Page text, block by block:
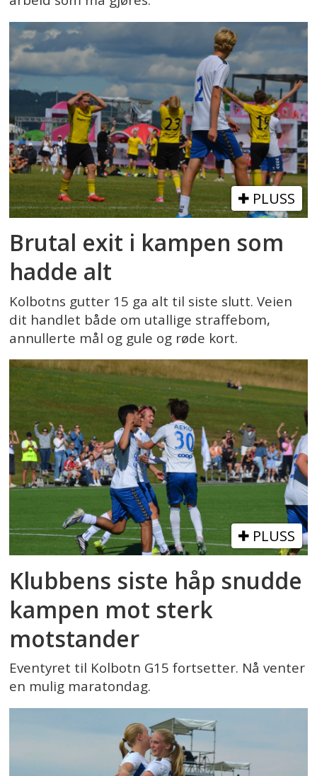
PLUSS
Brutal exit i kampen som
hadde alt
Kolbotns gutter 15 ga alt til siste slutt. Veien
dit handlet både om utallige straffebom,
annullerte mål og gule og røde kort.
PLUSS
Klubbens siste håp snudde
kampen mot sterk
motstander
Eventyret til Kolbotn G15 fortsetter. Nå venter
en mulig maratondag.